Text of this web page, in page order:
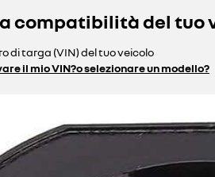
compatibilità del tuo
di targa (VIN) del tuo veicolo
il mio VIN?o selezionare un modello?